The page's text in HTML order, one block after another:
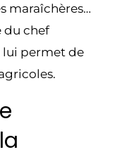
maraîchères…
du chef
lui permet de